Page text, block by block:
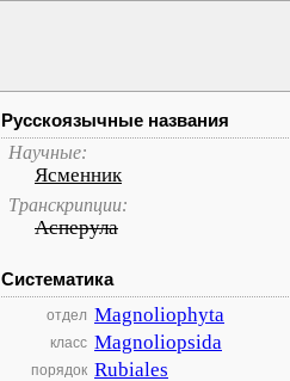
Русскоязычные названия
Научные:
Ясменник
Транскрипции:
Асперула
Систематика
отдел Magnoliophyta
класс Magnoliopsida
порядок Rubiales